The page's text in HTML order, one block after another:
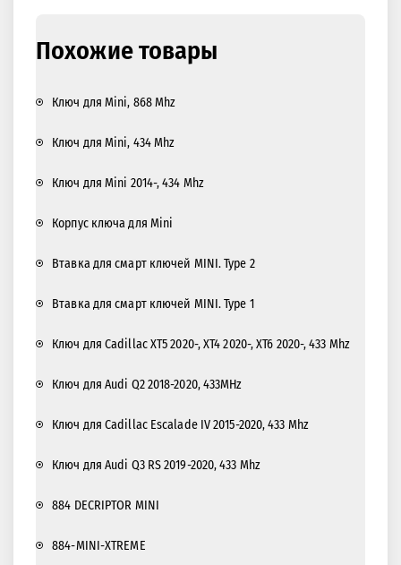
Похожие товары
Ключ для Mini, 868 Mhz
Ключ для Mini, 434 Mhz
Ключ для Mini 2014-, 434 Mhz
Корпус ключа для Mini
Втавка для смарт ключей MINI. Type 2
Втавка для смарт ключей MINI. Type 1
Ключ для Cadillac XT5 2020-, XT4 2020-, XT6 2020-, 433 Mhz
Ключ для Audi Q2 2018-2020, 433MHz
Ключ для Cadillac Escalade IV 2015-2020, 433 Mhz
Ключ для Audi Q3 RS 2019-2020, 433 Mhz
884 DECRIPTOR MINI
884-MINI-XTREME